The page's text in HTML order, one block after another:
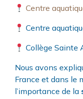
Centre
Centre
Collège Sainte
Nous avons
France et dans le
l’importance de la